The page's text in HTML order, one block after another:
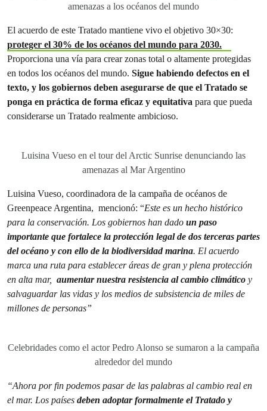
amenazas a los océanos del mundo
El acuerdo de este Tratado mantiene vivo el objetivo 30×30:
proteger el 30% de los océanos del mundo para 2030.
Proporciona una vía para crear zonas total o altamente protegidas
en todos los océanos del mundo. Sigue habiendo defectos en el
texto, y los gobiernos deben asegurarse de que el Tratado se
ponga en práctica de forma eficaz y equitativa para que pueda
considerarse un Tratado realmente ambicioso.
Luisina Vueso en el tour del Arctic Sunrise denunciando las
amenazas al Mar Argentino
Luisina Vueso, coordinadora de la campaña de océanos de
Greenpeace Argentina, mencionó: “Este es un hecho histórico
para la conservación. Los gobiernos han dado un paso
importante que fortalece la protección legal de dos terceras partes
del océano y con ello de la biodiversidad marina. El acuerdo
marca una ruta para establecer áreas de gran y plena protección
en alta mar, aumentar nuestra resistencia al cambio climático y
salvaguardar las vidas y los medios de subsistencia de miles de
millones de personas”
Celebridades como el actor Pedro Alonso se sumaron a la campaña
alrededor del mundo
“Ahora por fin podemos pasar de las palabras al cambio real en
el mar. Los países deben adoptar formalmente el Tratado y